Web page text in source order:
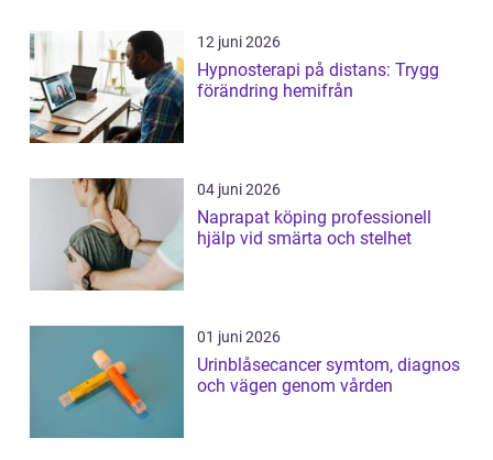
12 juni 2026
Hypnosterapi på distans: Trygg
förändring hemifrån
04 juni 2026
Naprapat köping professionell
hjälp vid smärta och stelhet
01 juni 2026
Urinblåsecancer symtom, diagnos
och vägen genom vården